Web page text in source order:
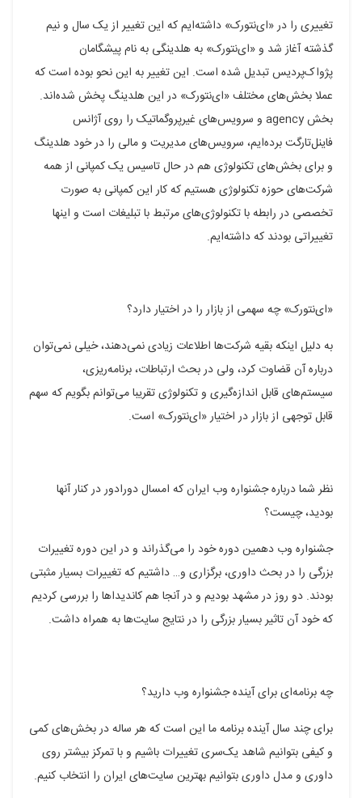
تغییری را در «ای‌نتورک» داشته‌ایم که این تغییر از یک سال و نیم
گذشته آغاز شد و «ای‌نتورک» به هلدینگی به نام پیشگامان
پژواک‌پردیس تبدیل شده است. این تغییر به این نحو بوده است که
عملا بخش‌های مختلف «ای‌نتورک» در این هلدینگ پخش شده‌اند.
بخش agency و سرویس‌های غیرپروگماتیک را روی آژانس
فاینل‌تارگت برده‌ایم، سرویس‌های مدیریت و مالی را در خود هلدینگ
و برای بخش‌های تکنولوژی هم در حال تاسیس یک کمپانی از همه
شرکت‌های حوزه تکنولوژی هستیم که کار این کمپانی به صورت
تخصصی در رابطه با تکنولوژی‌های مرتبط با تبلیغات است و اینها
تغییراتی بودند که داشته‌ایم.
«ای‌نتورک» چه سهمی از بازار را در اختیار دارد؟
به دلیل اینکه بقیه شرکت‌ها اطلاعات زیادی نمی‌دهند، خیلی نمی‌توان
درباره آن قضاوت کرد، ولی در بحث ارتباطات، برنامه‌ریزی،
سیستم‌های قابل اندازه‌گیری و تکنولوژی تقریبا می‌توانم بگویم که سهم
قابل توجهی از بازار در اختیار «‌ای‌نتورک» است.
نظر شما درباره جشنواره وب ایران که امسال دورادور در کنار آنها
بودید، چیست؟
جشنواره وب دهمین دوره خود را می‌گذراند و در این دوره تغییرات
بزرگی را در بحث داوری، برگزاری و… داشتیم که تغییرات بسیار مثبتی
بودند. دو روز در مشهد بودیم و در آنجا هم کاندیدا‌ها را بررسی کردیم
که خود آن تاثیر بسیار بزرگی را در نتایج سایت‌ها به همراه داشت.
چه برنامه‌ای برای آینده جشنواره وب دارید؟
برای چند سال آینده برنامه ما این است که هر ساله در بخش‌های کمی
و کیفی بتوانیم شاهد یک‌سری تغییرات باشیم و با تمرکز بیشتر روی
داوری و مدل داوری بتوانیم بهترین سایت‌های ایران را انتخاب کنیم.